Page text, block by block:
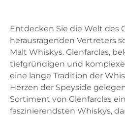
Entdecken Sie die Welt des
herausragenden Vertreters
Malt Whiskys. Glenfarclas,
tiefgründigen und
eine lange Tradition der
Herzen der Speyside
Sortiment von Glenfarclas
faszinierendsten Whiskys,